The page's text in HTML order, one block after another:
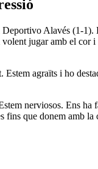
Alavés (1-
jugar amb el cor
agraïts i ho
nerviosos. Ens
fins que donem amb la